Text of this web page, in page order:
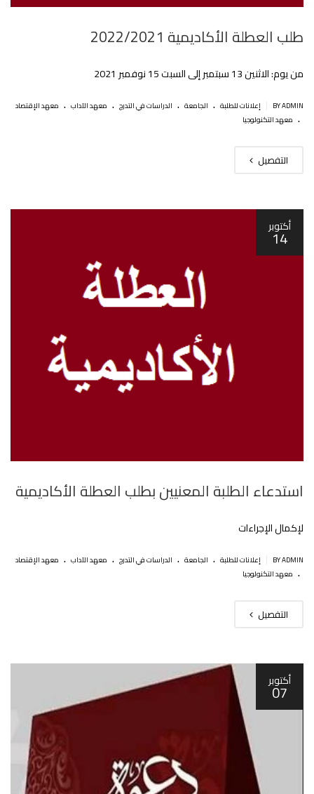
طلب العطلة الأكاديمية 2022/2021
من يوم: الاثنين 13 سبتمبر إلى السبت 15 نوفمبر 2021
BY ADMIN إعلانات للطلبة . الجامعة . الدراسات في التدرج . معهد الآداب . معهد الإقتصاد
. معهد التكنولوجيا
التفصيل
أكتوبر
14
استدعاء الطلبة المعنيين بطلب العطلة الأكاديمية‎‎
لإكمال اﻹجراءات
BY ADMIN إعلانات للطلبة . الجامعة . الدراسات في التدرج . معهد الآداب . معهد الإقتصاد
. معهد التكنولوجيا
التفصيل
أكتوبر
07